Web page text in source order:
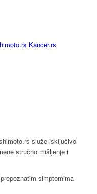
Kancer.rs
služe isključivo
stručno mišljenje i
simptomima